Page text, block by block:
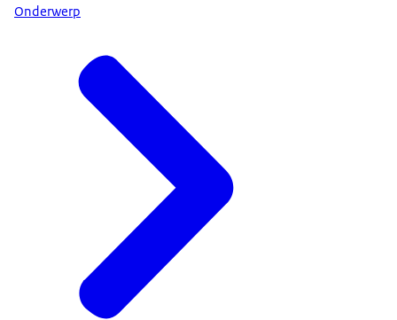
Onderwerp